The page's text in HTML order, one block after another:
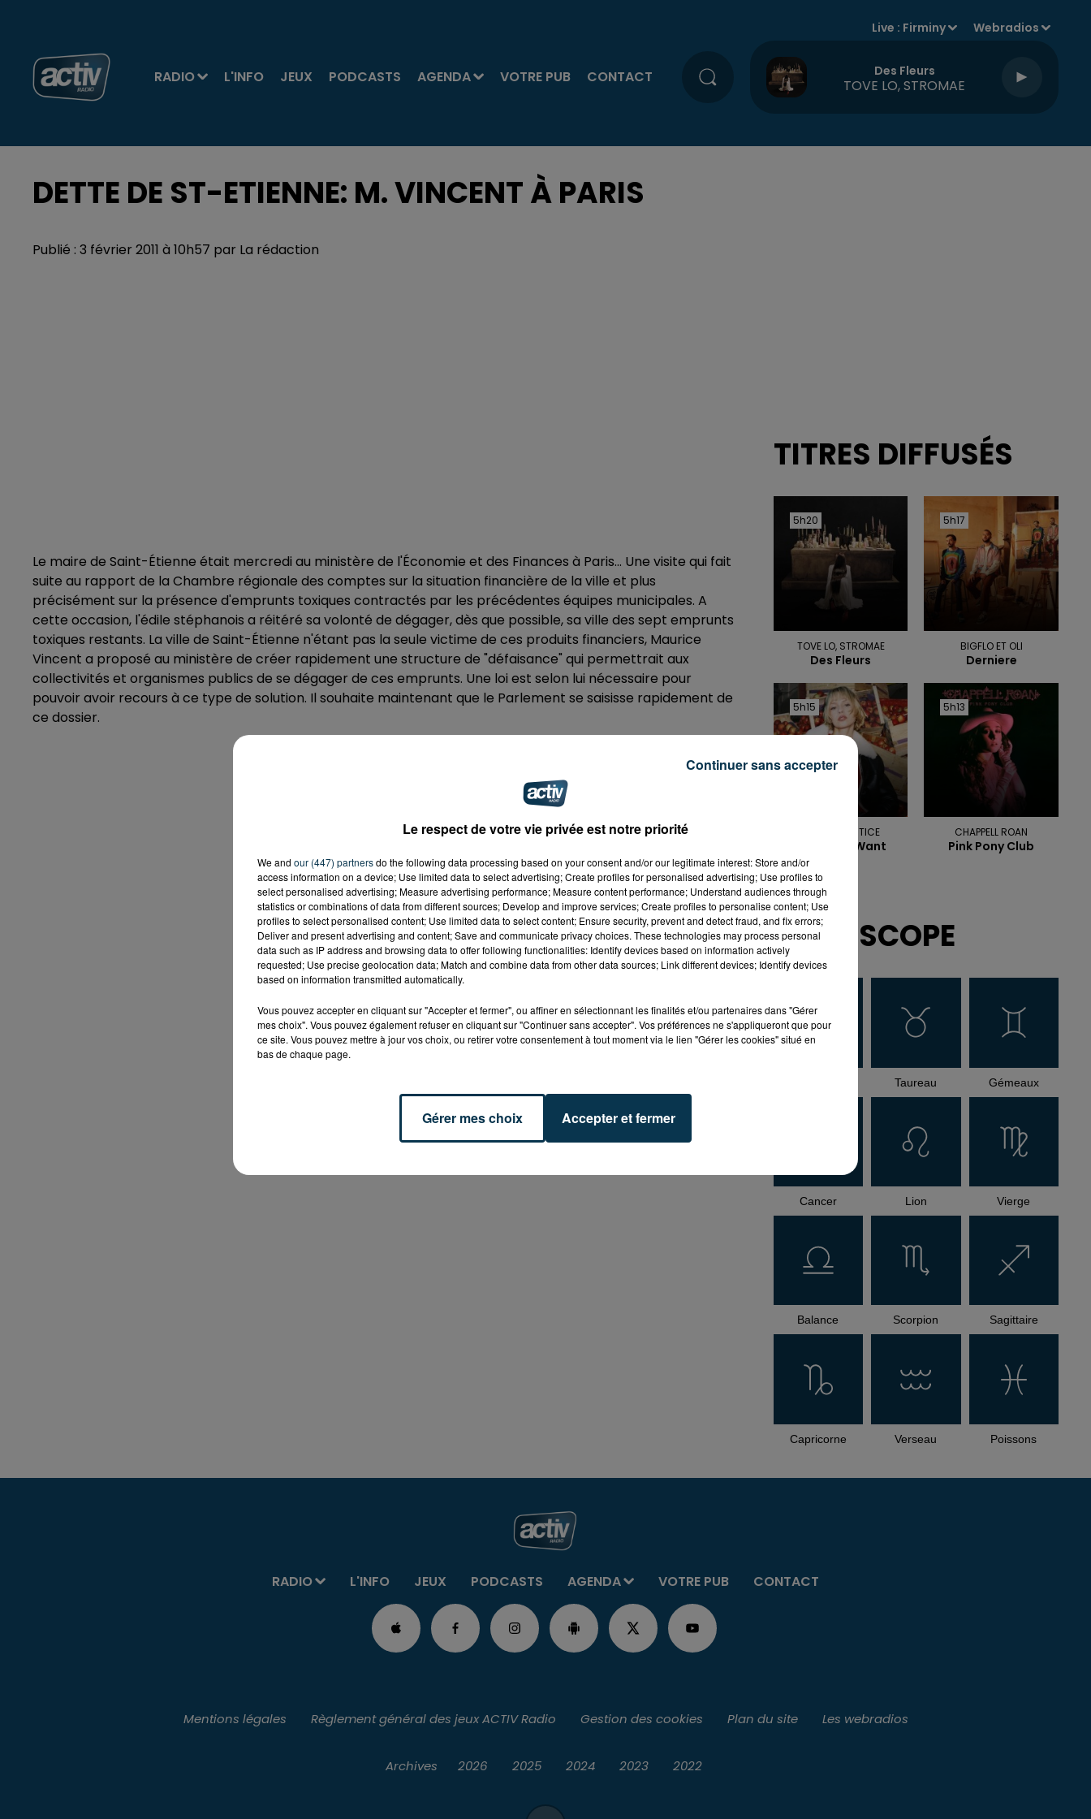
RADIO L'INFO JEUX PODCASTS AGENDA VOTRE PUB CONTACT
Live : Firminy Webradios
Des Fleurs
TOVE LO, STROMAE
DETTE DE ST-ETIENNE: M. VINCENT À PARIS
Publié : 3 février 2011 à 10h57 par La rédaction
Le maire de Saint-Étienne était mercredi au ministère de l'Économie et des Finances à Paris... Une visite qui fait
suite au rapport de la Chambre régionale des comptes sur la situation financière de la ville et plus
précisément sur la présence d'emprunts toxiques contractés par les précédentes équipes municipales. A
cette occasion, l'édile stéphanois a réitéré sa volonté de dégager, dès que possible, sa ville des sept emprunts
toxiques restants. La ville de Saint-Étienne n'étant pas la seule victime de ces produits financiers, Maurice
Vincent a proposé au ministère de créer rapidement une structure de "défaisance" qui permettrait aux
collectivités et organismes publics de se dégager de ces emprunts. Une loi est selon lui nécessaire pour
pouvoir avoir recours à ce type de solution. Il souhaite maintenant que le Parlement se saisisse rapidement de
ce dossier.
TITRES DIFFUSÉS
5h20
5h20
TOVE LO, STROMAE
Des Fleurs
5h17
5h17
BIGFLO ET OLI
Derniere
5h15
5h15
ANGELE, JUSTICE
What You Want
5h13
5h13
CHAPPELL ROAN
Pink Pony Club
HOROSCOPE
Taureau Gémeaux
Cancer Lion Vierge
Balance Scorpion Sagittaire
Capricorne Verseau Poissons
RADIO L'INFO JEUX PODCASTS AGENDA VOTRE PUB CONTACT
Mentions légales Règlement général des jeux ACTIV Radio Gestion des cookies Plan du site Les webradios
Archives 2026 2025 2024 2023 2022
Le respect de votre vie privée est notre priorité
We and our (447) partnersdo the following data processing based on your consent and/or our legitimate interest: Store and/or
access information on a device; Use limited data to select advertising; Create profiles for personalised advertising; Use profiles to
select personalised advertising; Measure advertising performance; Measure content performance; Understand audiences through
statistics or combinations of data from different sources; Develop and improve services; Create profiles to personalise content; Use
profiles to select personalised content; Use limited data to select content; Ensure security, prevent and detect fraud, and fix errors;
Deliver and present advertising and content; Save and communicate privacy choices. These technologies may process personal
data such as IP address and browsing data to offer following functionalities: Identify devices based on information actively
requested; Use precise geolocation data; Match and combine data from other data sources; Link different devices; Identify devices
based on information transmitted automatically.
Vous pouvez accepter en cliquant sur "Accepter et fermer", ou affiner en sélectionnant les finalités et/ou partenaires dans "Gérer
mes choix". Vous pouvez également refuser en cliquant sur "Continuer sans accepter". Vos préférences ne s'appliqueront que pour
ce site. Vous pouvez mettre à jour vos choix, ou retirer votre consentement à tout moment via le lien "Gérer les cookies" situé en
bas de chaque page.
Gérer mes choix Accepter et fermer
Continuer sans accepter